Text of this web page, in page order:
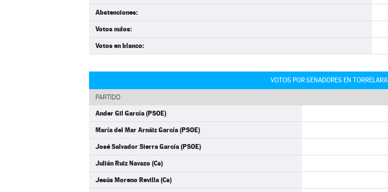
Abstenciones:
Votos nulos:
Votos en blanco:
VOTOS POR SENADORES EN TORRELARA
PARTIDO
Ander Gil García (PSOE)
María del Mar Arnáiz García (PSOE)
José Salvador Sierra García (PSOE)
Julián Ruiz Navazo (Cs)
Jesús Moreno Revilla (Cs)